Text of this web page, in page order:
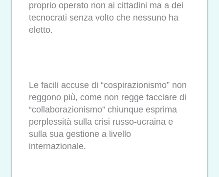
proprio operato non ai cittadini ma a dei
tecnocrati senza volto che nessuno ha
eletto.
Le facili accuse di “cospirazionismo” non
reggono più, come non regge tacciare di
“collaborazionismo” chiunque esprima
perplessità sulla crisi russo-ucraina e
sulla sua gestione a livello
internazionale.